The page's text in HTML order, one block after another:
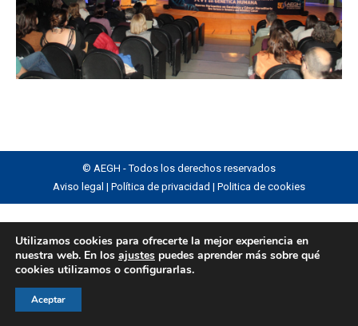
© AEGH - Todos los derechos reservados
Aviso legal | Política de privacidad | Politica de cookies
Utilizamos cookies para ofrecerte la mejor experiencia en
nuestra web. En los ajustes puedes aprender más sobre qué
cookies utilizamos o configurarlas.
Aceptar